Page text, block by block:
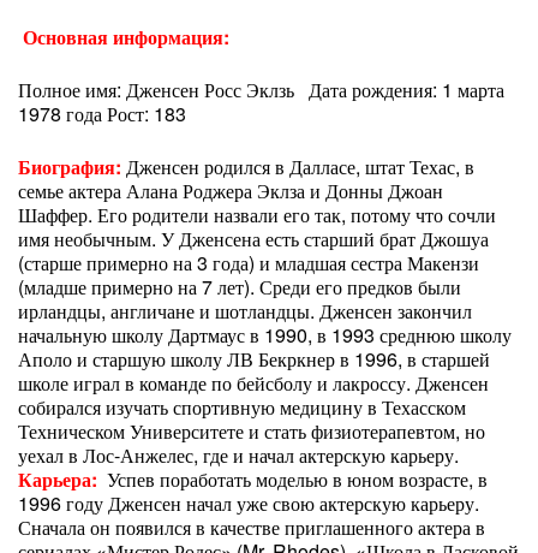
Основная информация:
Полное имя: Дженсен Росс Эклзь Дата рождения: 1 марта
1978 года Рост: 183
Биография: Дженсен родился в Далласе, штат Техас, в
семье актера Алана Роджера Эклза и Донны Джоан
Шаффер. Его родители назвали его так, потому что сочли
имя необычным. У Дженсена есть старший брат Джошуа
(старше примерно на 3 года) и младшая сестра Макензи
(младше примерно на 7 лет). Среди его предков были
ирландцы, англичане и шотландцы. Дженсен закончил
начальную школу Дартмаус в 1990, в 1993 среднюю школу
Аполо и старшую школу ЛВ Бекркнер в 1996, в старшей
школе играл в команде по бейсболу и лакроссу. Дженсен
собирался изучать спортивную медицину в Техасском
Техническом Университете и стать физиотерапевтом, но
уехал в Лос-Анжелес, где и начал актерскую карьеру.
Карьера: Успев поработать моделью в юном возрасте, в
1996 году Дженсен начал уже свою актерскую карьеру.
Сначала он появился в качестве приглашенного актера в